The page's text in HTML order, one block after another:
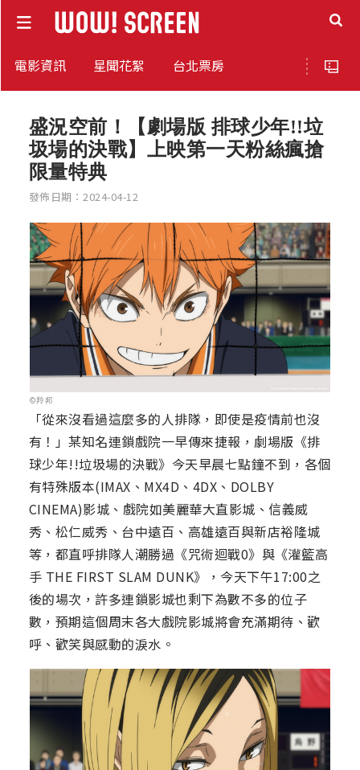
電影資訊 星聞花絮 台北票房
盛況空前！【劇場版 排球少年!!垃
圾場的決戰】上映第一天粉絲瘋搶
限量特典
發佈日期：2024-04-12
©羚邦
「從來沒看過這麼多的人排隊，即使是疫情前也沒
有！」某知名連鎖戲院一早傳來捷報，劇場版《排
球少年!!垃圾場的決戰》今天早晨七點鐘不到，各個
有特殊版本(IMAX、MX4D、4DX、DOLBY
CINEMA)影城、戲院如美麗華大直影城、信義威
秀、松仁威秀、台中遠百、高雄遠百與新店裕隆城
等，都直呼排隊人潮勝過《咒術迴戰0》與《灌籃高
手 THE FIRST SLAM DUNK》，今天下午17:00之
後的場次，許多連鎖影城也剩下為數不多的位子
數，預期這個周末各大戲院影城將會充滿期待、歡
呼、歡笑與感動的淚水。